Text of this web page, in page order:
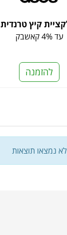
קיץ טרנדית
עד 4% קאשבק
להזמנה
לא נמצאו תוצאות